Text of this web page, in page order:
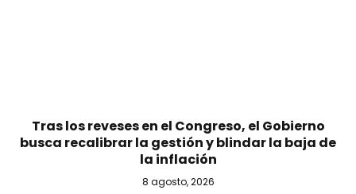
Tras los reveses en el Congreso, el Gobierno
busca recalibrar la gestión y blindar la baja de
la inflación
8 agosto, 2026